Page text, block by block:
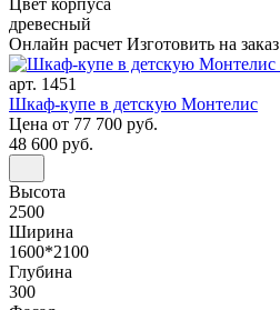
древесный
Онлайн расчет Изготовить на заказ
арт. 1451
Шкаф-купе в детскую Монтелис
Цена от 77 700 руб.
48 600 руб.
Высота
2500
Ширина
1600*2100
Глубина
300